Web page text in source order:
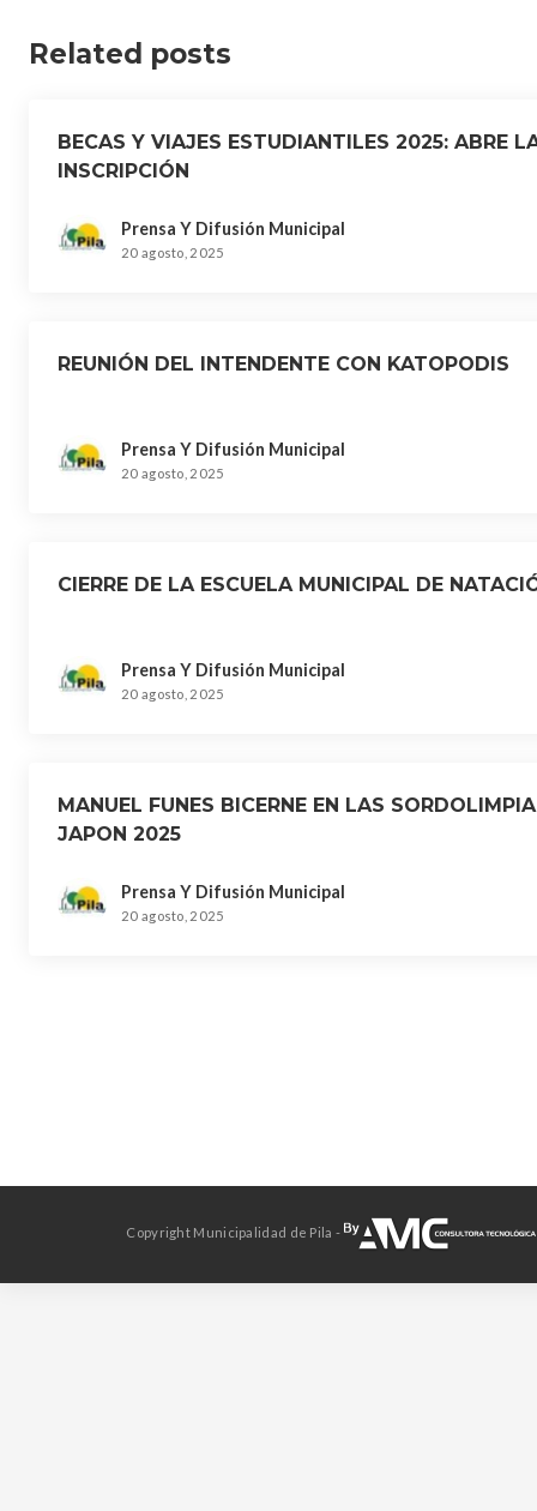
Related posts
BECAS Y VIAJES ESTUDIANTILES 2025: ABRE
INSCRIPCIÓN
Prensa Y Difusión Municipal
20 agosto, 2025
REUNIÓN DEL INTENDENTE CON KATOPODIS
Prensa Y Difusión Municipal
20 agosto, 2025
CIERRE DE LA ESCUELA MUNICIPAL DE
Prensa Y Difusión Municipal
20 agosto, 2025
MANUEL FUNES BICERNE EN LAS
JAPON 2025
Prensa Y Difusión Municipal
20 agosto, 2025
Copyright Municipalidad de Pila -